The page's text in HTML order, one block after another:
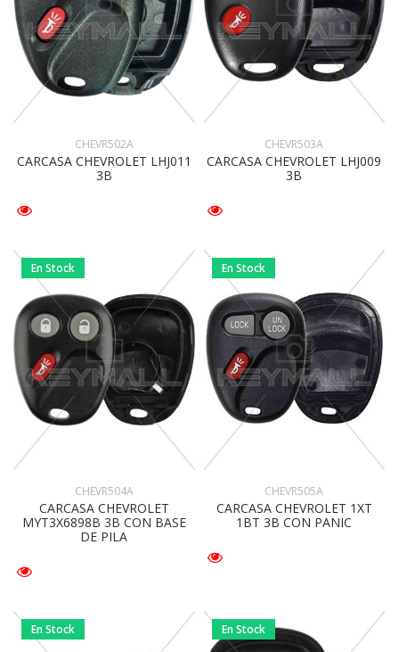
CHEVR502A
CARCASA CHEVROLET LHJ011
3B
CHEVR503A
CARCASA CHEVROLET LHJ009
3B
En Stock
CHEVR504A
CARCASA CHEVROLET
MYT3X6898B 3B CON BASE
DE PILA
En Stock
CHEVR505A
CARCASA CHEVROLET 1XT
1BT 3B CON PANIC
En Stock En Stock